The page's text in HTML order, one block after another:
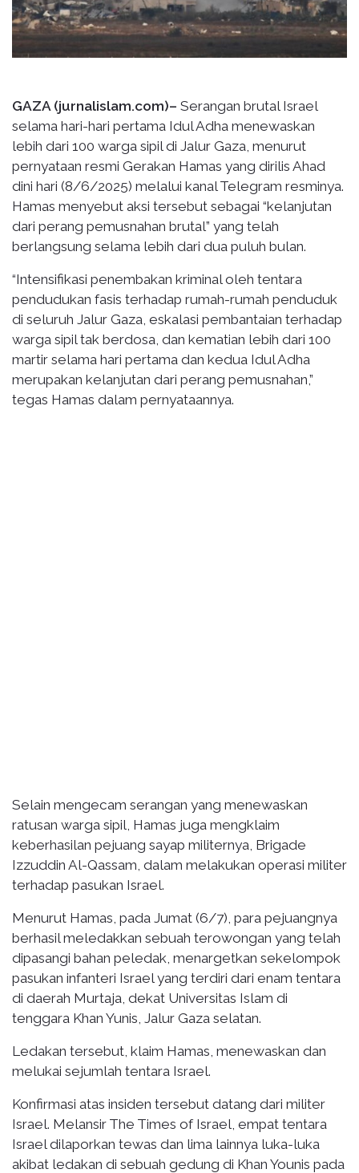
GAZA (jurnalislam.com)– Serangan brutal Israel
selama hari-hari pertama Idul Adha menewaskan
lebih dari 100 warga sipil di Jalur Gaza, menurut
pernyataan resmi Gerakan Hamas yang dirilis Ahad
dini hari (8/6/2025) melalui kanal Telegram resminya.
Hamas menyebut aksi tersebut sebagai “kelanjutan
dari perang pemusnahan brutal” yang telah
berlangsung selama lebih dari dua puluh bulan.
“Intensifikasi penembakan kriminal oleh tentara
pendudukan fasis terhadap rumah-rumah penduduk
di seluruh Jalur Gaza, eskalasi pembantaian terhadap
warga sipil tak berdosa, dan kematian lebih dari 100
martir selama hari pertama dan kedua Idul Adha
merupakan kelanjutan dari perang pemusnahan,”
tegas Hamas dalam pernyataannya.
Selain mengecam serangan yang menewaskan
ratusan warga sipil, Hamas juga mengklaim
keberhasilan pejuang sayap militernya, Brigade
Izzuddin Al-Qassam, dalam melakukan operasi militer
terhadap pasukan Israel.
Menurut Hamas, pada Jumat (6/7), para pejuangnya
berhasil meledakkan sebuah terowongan yang telah
dipasangi bahan peledak, menargetkan sekelompok
pasukan infanteri Israel yang terdiri dari enam tentara
di daerah Murtaja, dekat Universitas Islam di
tenggara Khan Yunis, Jalur Gaza selatan.
Ledakan tersebut, klaim Hamas, menewaskan dan
melukai sejumlah tentara Israel.
Konfirmasi atas insiden tersebut datang dari militer
Israel. Melansir The Times of Israel, empat tentara
Israel dilaporkan tewas dan lima lainnya luka-luka
akibat ledakan di sebuah gedung di Khan Younis pada